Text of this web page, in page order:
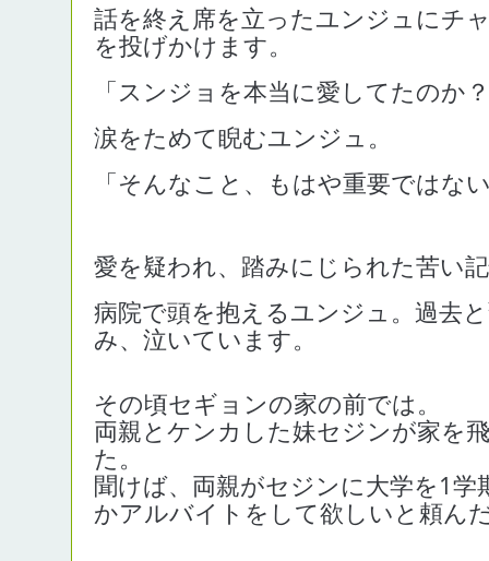
話を終え席を立ったユンジュにチ
を投げかけます。
「スンジョを本当に愛してたのか
涙をためて睨むユンジュ。
「そんなこと、もはや重要ではな
愛を疑われ、踏みにじられた苦い
病院で頭を抱えるユンジュ。過去
み、泣いています。
その頃セギョンの家の前では。
両親とケンカした妹セジンが家を
た。
聞けば、両親がセジンに大学を1学
かアルバイトをして欲しいと頼ん